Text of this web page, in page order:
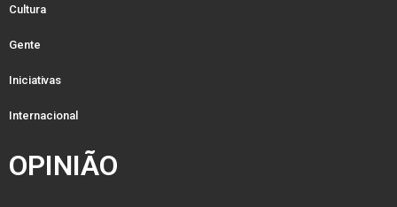
Cultura
Gente
Iniciativas
Internacional
OPINIÃO